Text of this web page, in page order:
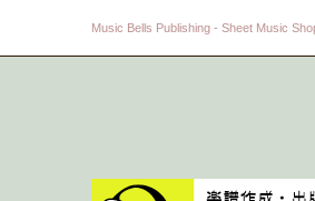
Music Bells Publishing - Sheet Music